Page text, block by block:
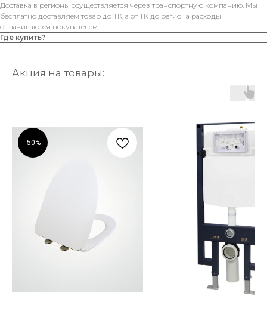
Доставка в регионы осуществляется через транспортную компанию. Мы
бесплатно доставляем товар до ТК, а от ТК до региона расходы
оплачиваются покупателем.
Где купить?
Акция на товары:
-50%